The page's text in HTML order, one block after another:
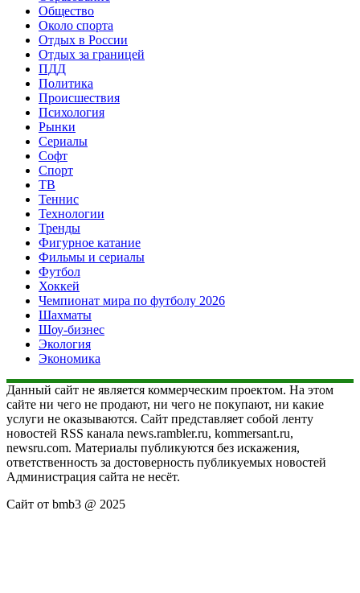
Общество
Около спорта
Отдых в России
Отдых за границей
ПДД
Политика
Происшествия
Психология
Рынки
Сериалы
Софт
Спорт
ТВ
Теннис
Технологии
Тренды
Фигурное катание
Фильмы и сериалы
Футбол
Хоккей
Чемпионат мира по футболу 2026
Шахматы
Шоу-бизнес
Экология
Экономика
Данный сайт не является коммерческим проектом. На этом
сайте ни чего не продают, ни чего не покупают, ни какие
услуги не оказываются. Сайт представляет собой ленту
новостей RSS канала news.rambler.ru, kommersant.ru,
newsru.com. Материалы публикуются без искажения,
ответственность за достоверность публикуемых новостей
Администрация сайта не несёт.
Сайт от bmb3 @ 2025